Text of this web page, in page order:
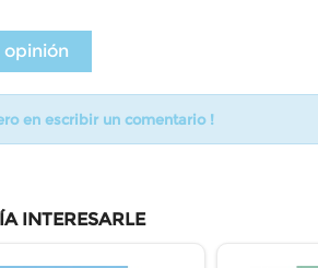
opinión
en escribir un comentario !
INTERESARLE